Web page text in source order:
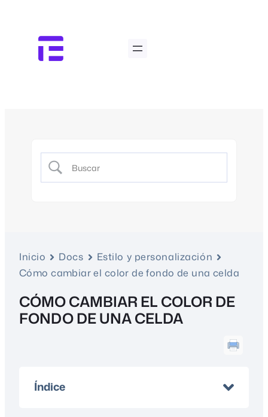
Inicio Docs
Estilo y personalización
Cómo cambiar el color de fondo de una celda
CÓMO CAMBIAR EL COLOR DE
FONDO DE UNA CELDA
Índice